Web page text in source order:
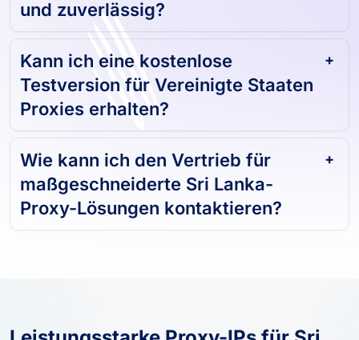
und zuverlässig?
Kann ich eine kostenlose
Testversion für Vereinigte Staaten
Proxies erhalten?
Wie kann ich den Vertrieb für
maßgeschneiderte Sri Lanka-
Proxy-Lösungen kontaktieren?